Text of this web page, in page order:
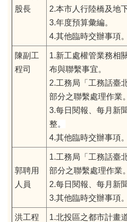
股長
2.本市人行陸橋及地
3.年度預算彙編。
4.其他臨時交辦事項。
陳副工
程司
1.新工處權管業務相
布與聯繫事宜。
2.工務局「工務話臺
部分之聯繫處理作業。
3.每日閱報、每月新
整。
4.其他臨時交辦事項。
郭聘用
人員
1.工務局「工務話臺
部分之聯繫處理作業。
2.每日閱報、每月新
3.其他臨時交辦事項。
洪工程
1.北投區之都市計畫